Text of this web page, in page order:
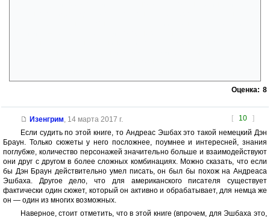
Оценка: 8
[ 10 ]
Изенгрим, 14 марта 2017 г.
Если судить по этой книге, то Андреас Эшбах это такой немецкий Дэн
Браун. Только сюжеты у него посложнее, поумнее и интересней, знания
поглубже, количество персонажей значительно больше и взаимодействуют
они друг с другом в более сложных комбинациях. Можно сказать, что если
бы Дэн Браун действительно умел писать, он был бы похож на Андреаса
Эшбаха. Другое дело, что для американского писателя существует
фактически один сюжет, который он активно и обрабатывает, для немца же
он — один из многих возможных.
Наверное, стоит отметить, что в этой книге (впрочем, для Эшбаха это,